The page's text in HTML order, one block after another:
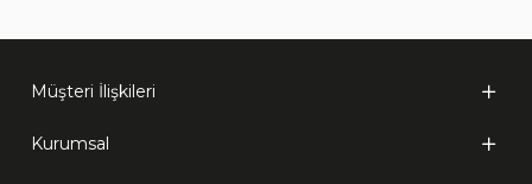
Müşteri İlişkileri
Kurumsal